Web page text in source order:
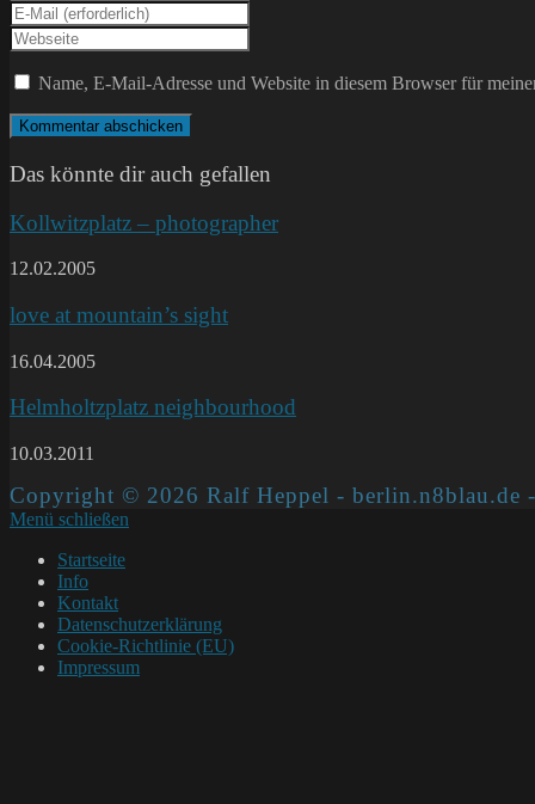
deinen
Namen
oder
Benutzernamen
zum
Kommentieren
ein
Gib
deine
E-
Mail-
Adresse
zum
Kommentieren
Gib
deine
Website-
ein
(optional)
Name, E-Mail-Adresse und Website in diesem Browser für
Das könnte dir auch gefallen
Kollwitzplatz – photographer
12.02.2005
love at mountain’s sight
16.04.2005
Helmholtzplatz neighbourhood
10.03.2011
Copyright © 2026 Ralf Heppel - berlin.n8blau.de
Menü schließen
Startseite
Info
Kontakt
Datenschutzerklärung
Cookie-Richtlinie (EU)
Impressum